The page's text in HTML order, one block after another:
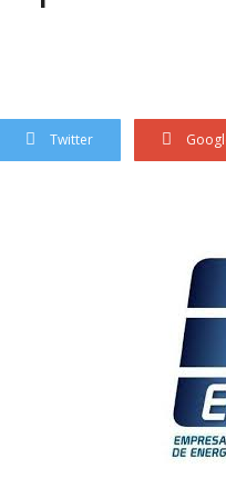
Twitter